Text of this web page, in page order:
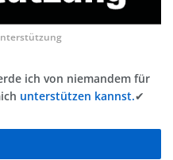
ich von niemandem für
unterstützen kannst.✔